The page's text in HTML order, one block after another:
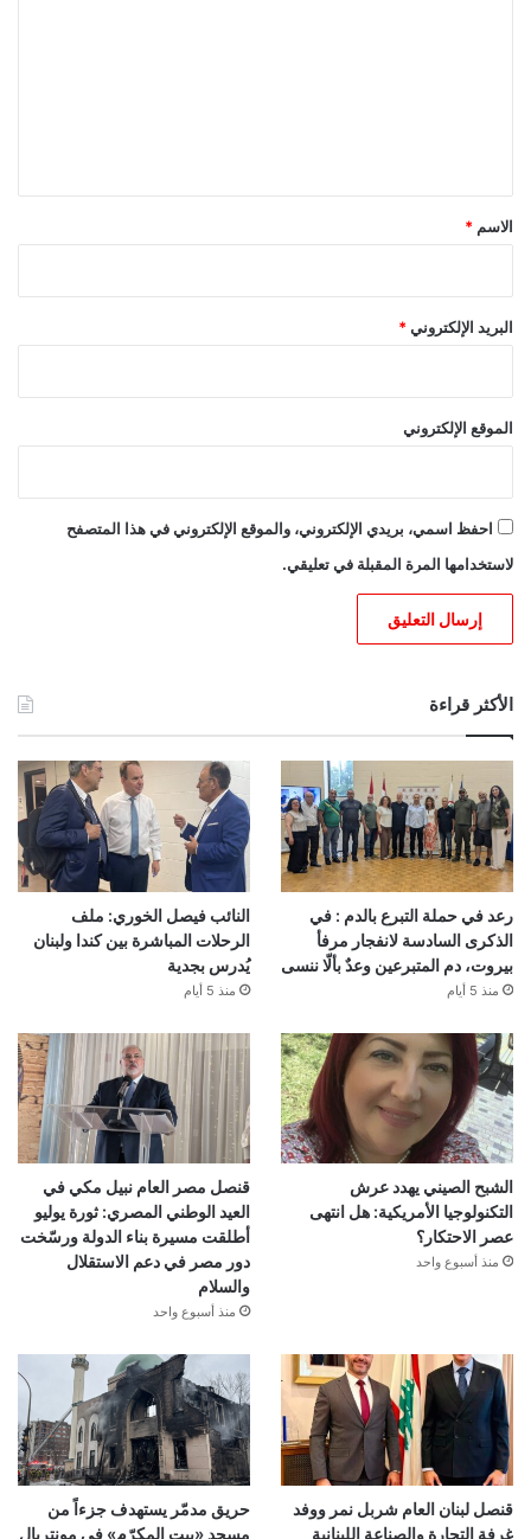
*
الاسم *
البريد الإلكتروني *
الموقع الإلكتروني
احفظ اسمي، بريدي الإلكتروني، والموقع الإلكتروني في هذا المتصفح
لاستخدامها المرة المقبلة في تعليقي.
الأكثر قراءة
رعد في حملة التبرع بالدم : في
الذكرى السادسة لانفجار مرفأ
بيروت، دم المتبرعين وعدٌ بألّا ننسى
منذ 5 أيام
النائب فيصل الخوري: ملف
الرحلات المباشرة بين كندا ولبنان
يُدرس بجدية
منذ 5 أيام
الشبح الصيني يهدد عرش
التكنولوجيا الأمريكية: هل انتهى
عصر الاحتكار؟
منذ أسبوع واحد
قنصل مصر العام نبيل مكي في
العيد الوطني المصري: ثورة يوليو
أطلقت مسيرة بناء الدولة ورسّخت
دور مصر في دعم الاستقلال
والسلام
منذ أسبوع واحد
قنصل لبنان العام شربل نمر ووفد
غرفة التجارة والصناعة اللبنانية
حريق مدمّر يستهدف جزءاً من
مسجد «بيت المكرّم» في مونتريال